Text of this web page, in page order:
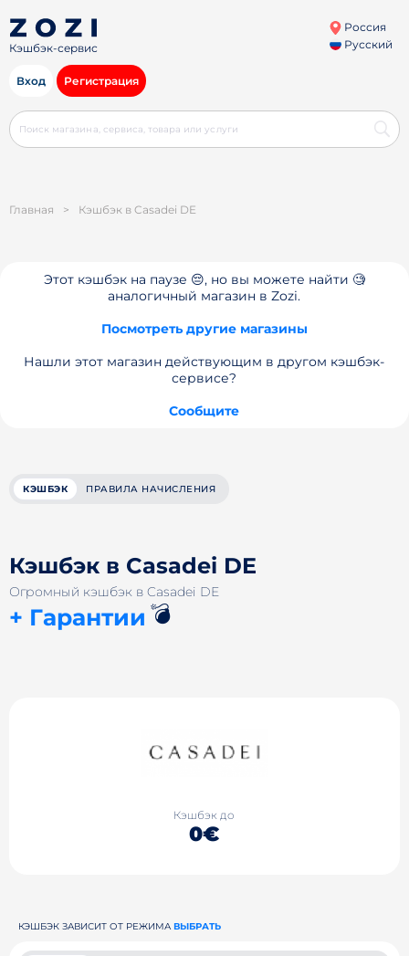
Кэшбэк-сервис
Россия
Русский
Вход Регистрация
Главная > Кэшбэк в Casadei DE
Этот кэшбэк на паузе 😔, но вы можете найти 🧐
аналогичный магазин в Zozi.
Посмотреть другие магазины
Нашли этот магазин действующим в другом кэшбэк-
сервисе?
Сообщите
КЭШБЭК ПРАВИЛА НАЧИСЛЕНИЯ
Кэшбэк в Casadei DE
Огромный кэшбэк в Casadei DE
+ Гарантии 💣
Кэшбэк до
0€
КЭШБЭК ЗАВИСИТ ОТ РЕЖИМА ВЫБРАТЬ